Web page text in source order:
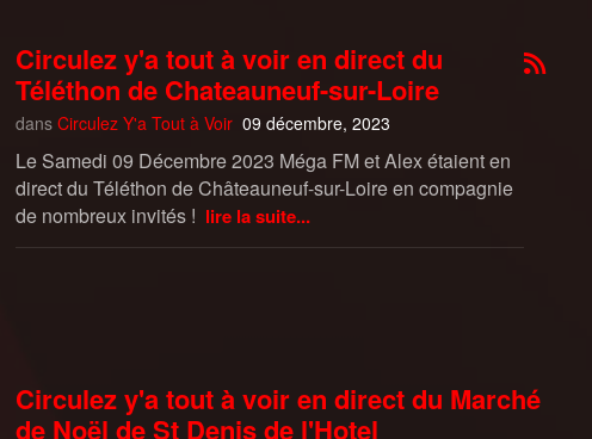
Circulez y'a tout à voir en direct du
Téléthon de Chateauneuf-sur-Loire
dans Circulez Y'a Tout à Voir 09 décembre, 2023
Le Samedi 09 Décembre 2023 Méga FM et Alex étaient en
direct du Téléthon de Châteauneuf-sur-Loire en compagnie
de nombreux invités ! lire la suite...
Circulez y'a tout à voir en direct du Marché
de Noël de St Denis de l'Hotel